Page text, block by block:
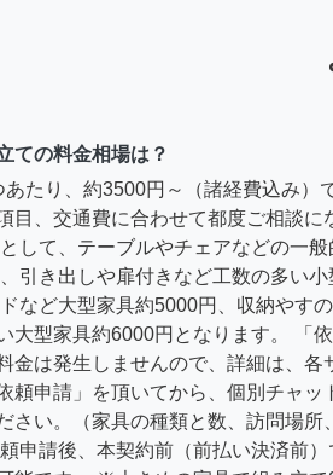
ての料金相場は？
あたり、約3500円～（諸経費込み）
目、交通費に合わせて都度ご相談に
して、テーブルやチェアなどの一般
引き出しや扉付きなど工数の多い小
など大型家具約5000円、収納やす
大型家具約6000円となります。 「
金は発生しませんので、詳細は、各
頼申請」を頂いてから、個別チャッ
さい。（家具の種類と数、訪問場所
申請後、本契約前（前払い決済前）